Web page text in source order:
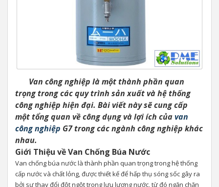
Van công nghiệp là một thành phần quan
trọng trong các quy trình sản xuất và hệ thống
công nghiệp hiện đại. Bài viết này sẽ cung cấp
một tổng quan về công dụng và lợi ích củavan
công nghiệp G7 trong các ngành công nghiệp khác
nhau.
Giới Thiệu về Van Chống Búa Nước
Van chống búa nước là thành phần quan trọng trong hệ thống
cấp nước và chất lỏng, được thiết kế để hấp thụ sóng sốc gây ra
bởi sự thay đổi đột ngột trong lưu lượng nước, từ đó ngăn chặn